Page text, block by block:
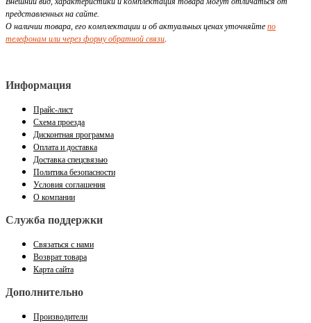
представленных на сайте.
О наличии товара, его комплектации и об актуальных ценах уточняйте по
телефонам или через форму обратной связи.
Информация
Прайс-лист
Схема проезда
Дисконтная программа
Оплата и доставка
Доставка спецсвязью
Политика безопасности
Условия соглашения
О компании
Служба поддержки
Связаться с нами
Возврат товара
Карта сайта
Дополнительно
Производители